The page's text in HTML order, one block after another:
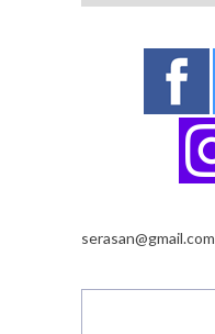
serasan@gmail.com